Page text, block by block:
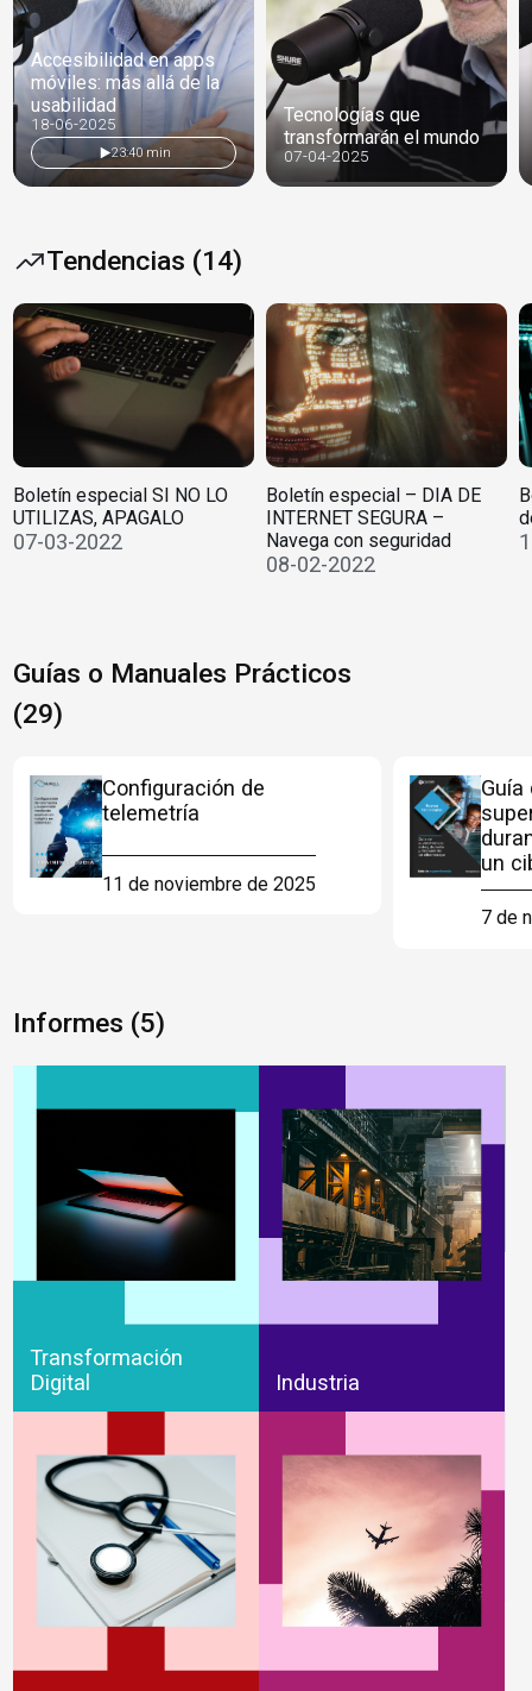
Accesibilidad en apps
móviles: más allá de la
usabilidad
18-06-2025
23:40 min
Tecnologías que
transformarán el mundo
07-04-2025
Tendencias (14)
Boletín especial SI NO LO
UTILIZAS, APAGALO
07-03-2022
Boletín especial – DIA DE
INTERNET SEGURA –
Navega con seguridad
08-02-2022
Guías o Manuales Prácticos
(29)
Configuración de
telemetría
11 de noviembre de 2025
Guía
un
7 de
Informes (5)
Transformación
Digital
Industria